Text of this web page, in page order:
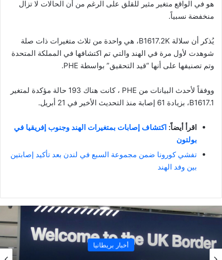
هو في الواقع متغير مثير للقلق على الرغم من أن الحالات لا تزال
منخفضة نسبياً.
يُذكر أن سلالة B1617.2K، هي واحدة من ثلاث متغيرات ذات صلة
شوهدت لأول مرة في الهند والتي تم اكتشافها في المملكة المتحدة
وتم تصنيفها على أنها “قيد التحقيق” بواسطة PHE.
ووفقاً لأحدث البيانات من PHE ، كانت هناك 193 حالة مؤكدة لمتغير
B1617.1، بزيادة 61 إصابة منذ التحديث الأخير في 21 أبريل.
اقرأ أيضاً: اكتشاف إصابات بمتغيرات الهند وجنوب إفريقيا في
بولتون
تفشي كورونا ضمن مجموعة السبع في لندن بعد تأكيد إصابتين
بين وفد الهند
أخبار بريطانيا